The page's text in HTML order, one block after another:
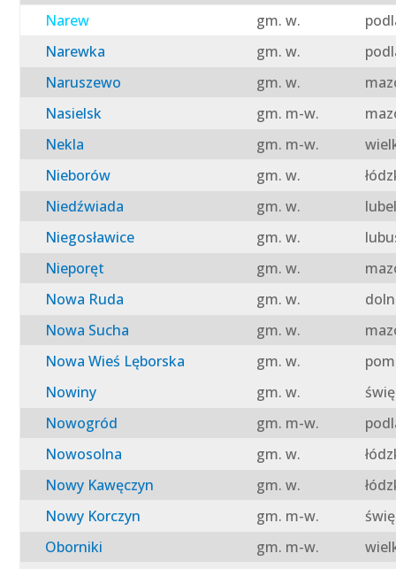
Narew
gm. w.
Narewka
gm. w.
Naruszewo
gm. w.
Nasielsk
gm. m-w.
Nekla
gm. m-w.
Nieborów
gm. w.
Niedźwiada
gm. w.
Niegosławice
gm. w.
Nieporęt
gm. w.
Nowa Ruda
gm. w.
Nowa Sucha
gm. w.
Nowa Wieś Lęborska
gm. w.
Nowiny
gm. w.
Nowogród
gm. m-w.
Nowosolna
gm. w.
Nowy Kawęczyn
gm. w.
Nowy Korczyn
gm. m-w.
Oborniki
gm. m-w.